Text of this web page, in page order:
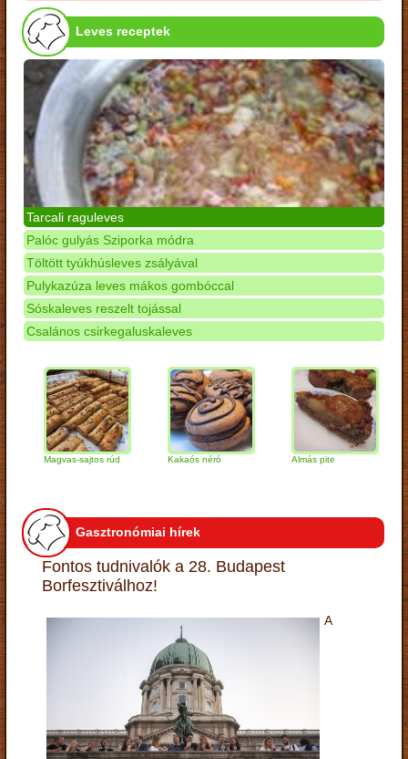
Leves receptek
Tarcali raguleves
Palóc gulyás Sziporka módra
Töltött tyúkhúsleves zsályával
Pulykazúza leves mákos gombóccal
Sóskaleves reszelt tojással
Csalános csirkegaluskaleves
Magvas-sajtos rúd Kakaós néró Almás pite
Gasztronómiai hírek
Fontos tudnivalók a 28. Budapest
Borfesztiválhoz!
A